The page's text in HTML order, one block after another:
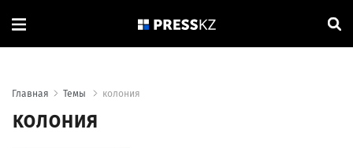
Главная Темы колония
колония